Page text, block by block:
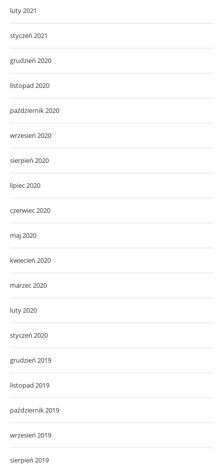
luty 2021
styczeń 2021
grudzień 2020
listopad 2020
październik 2020
wrzesień 2020
sierpień 2020
lipiec 2020
czerwiec 2020
maj 2020
kwiecień 2020
marzec 2020
luty 2020
styczeń 2020
grudzień 2019
listopad 2019
październik 2019
wrzesień 2019
sierpień 2019